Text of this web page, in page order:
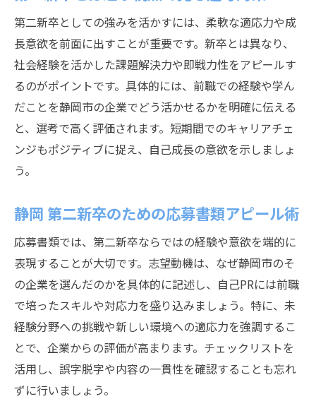
第二新卒としての強みを活かすには、柔軟な適応力や成
長意欲を前面に出すことが重要です。新卒とは異なり、
社会経験を活かした課題解決力や即戦力性をアピールす
るのがポイントです。具体的には、前職での経験や学ん
だことを静岡市の企業でどう活かせるかを明確に伝える
と、選考で高く評価されます。短期間でのキャリアチェ
ンジもポジティブに捉え、自己成長の意欲を示しましょ
う。
静岡 第二新卒のための応募書類アピール術
応募書類では、第二新卒ならではの経験や意欲を端的に
表現することが大切です。志望動機は、なぜ静岡市のそ
の企業を選んだのかを具体的に記述し、自己PRには前職
で培ったスキルや対応力を盛り込みましょう。特に、未
経験分野への挑戦や新しい環境への適応力を強調するこ
とで、企業からの評価が高まります。チェックリストを
活用し、誤字脱字や内容の一貫性を確認することも忘れ
ずに行いましょう。